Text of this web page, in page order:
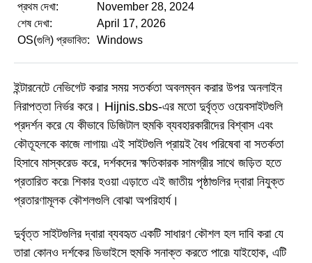
প্রথম দেখা:
November 28, 2024
শেষ দেখা:
April 17, 2026
OS(গুলি) প্রভাবিত:
Windows
ইন্টারনেটে নেভিগেট করার সময় সতর্কতা অবলম্বন করার উপর অনলাইন
নিরাপত্তা নির্ভর করে। Hijnis.sbs-এর মতো দুর্বৃত্ত ওয়েবসাইটগুলি
প্রদর্শন করে যে কীভাবে ডিজিটাল হুমকি ব্যবহারকারীদের বিশ্বাস এবং
কৌতূহলকে কাজে লাগায়৷ এই সাইটগুলি প্রায়ই বৈধ পরিষেবা বা সতর্কতা
হিসাবে মাস্করেড করে, দর্শকদের ক্ষতিকারক সামগ্রীর সাথে জড়িত হতে
প্রতারিত করে৷ শিকার হওয়া এড়াতে এই জাতীয় পৃষ্ঠাগুলির দ্বারা নিযুক্ত
প্রতারণামূলক কৌশলগুলি বোঝা অপরিহার্য।
দুর্বৃত্ত সাইটগুলির দ্বারা ব্যবহৃত একটি সাধারণ কৌশল হল দাবি করা যে
তারা কোনও দর্শকের ডিভাইসে হুমকি সনাক্ত করতে পারে৷ যাইহোক, এটি